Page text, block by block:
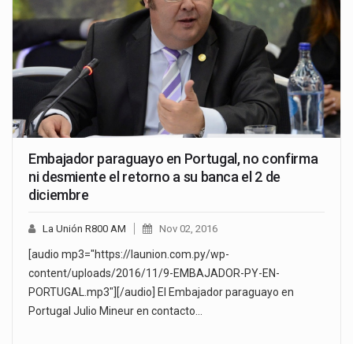
Embajador paraguayo en Portugal, no confirma
ni desmiente el retorno a su banca el 2 de
diciembre
La Unión R800 AM Nov 02, 2016
[audio mp3="https://launion.com.py/wp-
content/uploads/2016/11/9-EMBAJADOR-PY-EN-
PORTUGAL.mp3"][/audio] El Embajador paraguayo en
Portugal Julio Mineur en contacto…